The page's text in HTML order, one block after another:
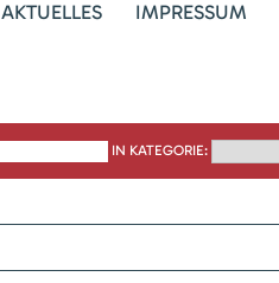
AKTUELLES IMPRESSUM
IN KATEGORIE: